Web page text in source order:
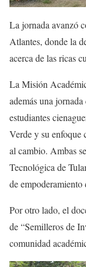
La jornada avanzó
Atlantes, donde la
acerca de las ricas
La Misión
además una
estudiantes
Verde y su
al cambio. Ambas
Tecnológica de
de
Por otro lado, el
de “Semilleros de
comunidad